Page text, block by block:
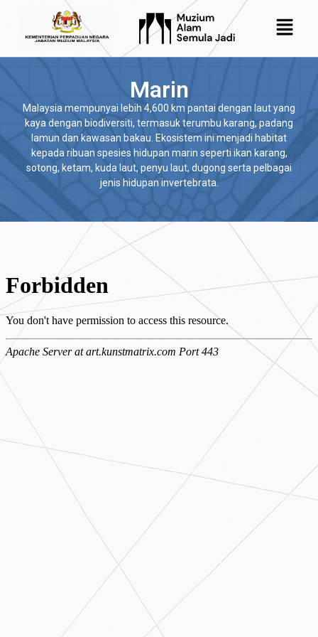
Marin
Malaysia mempunyai lebih 4,600 km pantai dengan laut yang
kaya dengan biodiversiti, termasuk terumbu karang, padang
lamun dan kawasan bakau. Ekosistem ini menjadi habitat
kepada ribuan spesies hidupan marin seperti ikan karang,
sotong, ketam, kuda laut, penyu laut, dugong serta pelbagai
jenis hidupan invertebrata.